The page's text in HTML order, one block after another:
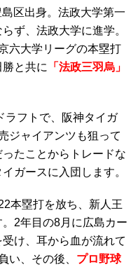
区出身。法政大学第一
ず、法政大学に進学。
六大学リーグの本塁打
と共に
「法政三羽烏」
ラフトで、阪神タイガ
ジャイアンツも狙って
たことからトレードな
ガースに入団します。
本塁打を放ち、新人王
2年目の8月に広島カー
け、耳から血が流れて
い、その後、 プロ野球